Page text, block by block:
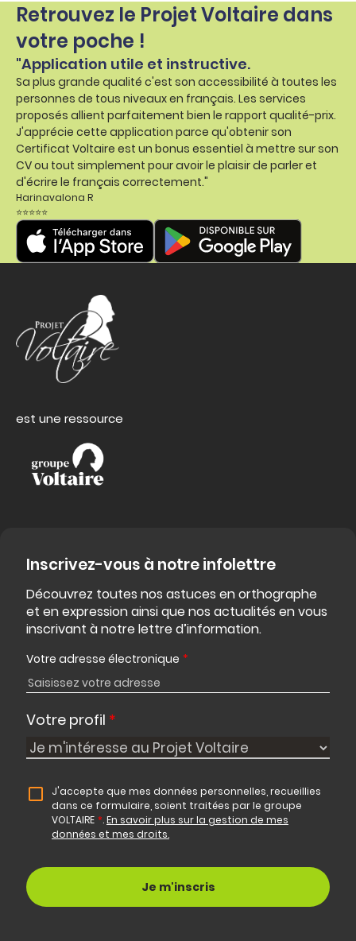
Retrouvez le Projet Voltaire dans
votre poche !
"Application utile et instructive.
Sa plus grande qualité c'est son accessibilité à toutes les
personnes de tous niveaux en français. Les services
proposés allient parfaitement bien le rapport qualité-prix.
J'apprécie cette application parce qu'obtenir son
Certificat Voltaire est un bonus essentiel à mettre sur son
CV ou tout simplement pour avoir le plaisir de parler et
d'écrire le français correctement."
Harinavalona R
⭐⭐⭐⭐⭐
est une ressource
Inscrivez-vous à notre infolettre
Découvrez toutes nos astuces en orthographe
et en expression ainsi que nos actualités en vous
inscrivant à notre lettre d’information.
Votre adresse électronique *
Votre profil *
J'accepte que mes données personnelles, recueillies
dans ce formulaire, soient traitées par le groupe
VOLTAIRE *.En savoir plus sur la gestion de mes
données et mes droits.